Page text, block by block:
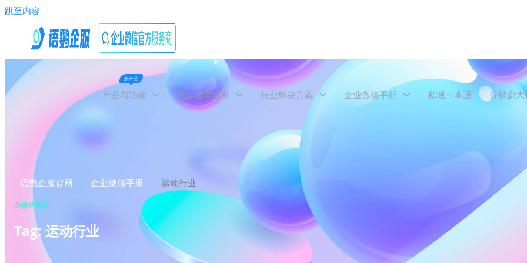
跳至内容
新产品
产品与功能 代运营与定制 行业解决方案 企业微信手册 私域一本通 分销赚大
语鹦企服官网 企业微信手册 运动行业
企微研究院
Tag: 运动行业